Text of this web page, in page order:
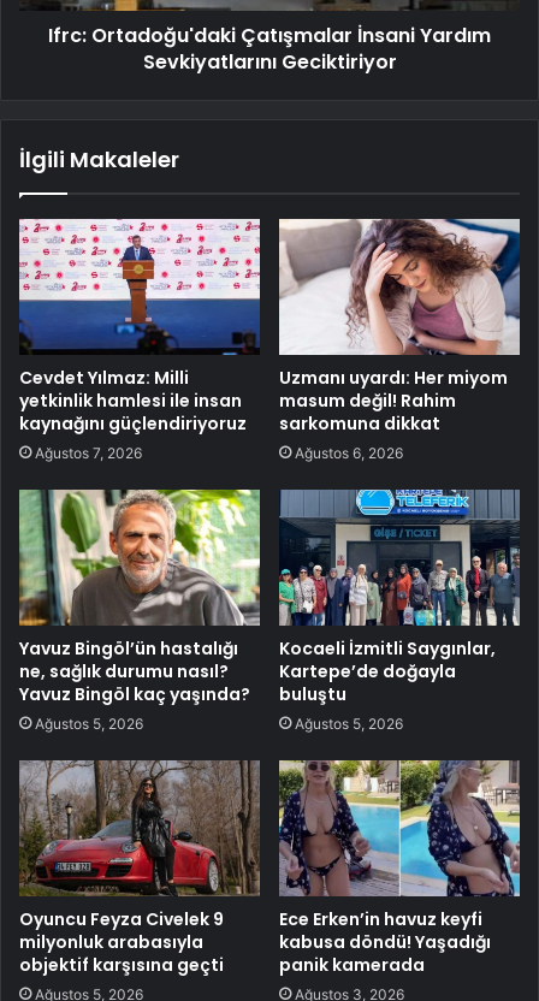
Ifrc: Ortadoğu'daki Çatışmalar İnsani Yardım
Sevkiyatlarını Geciktiriyor
İlgili Makaleler
Cevdet Yılmaz: Milli
yetkinlik hamlesi ile insan
kaynağını güçlendiriyoruz
Ağustos 7, 2026
Uzmanı uyardı: Her miyom
masum değil! Rahim
sarkomuna dikkat
Ağustos 6, 2026
Yavuz Bingöl’ün hastalığı
ne, sağlık durumu nasıl?
Yavuz Bingöl kaç yaşında?
Ağustos 5, 2026
Kocaeli İzmitli Saygınlar,
Kartepe’de doğayla
buluştu
Ağustos 5, 2026
Oyuncu Feyza Civelek 9
milyonluk arabasıyla
objektif karşısına geçti
Ağustos 5, 2026
Ece Erken’in havuz keyfi
kabusa döndü! Yaşadığı
panik kamerada
Ağustos 3, 2026